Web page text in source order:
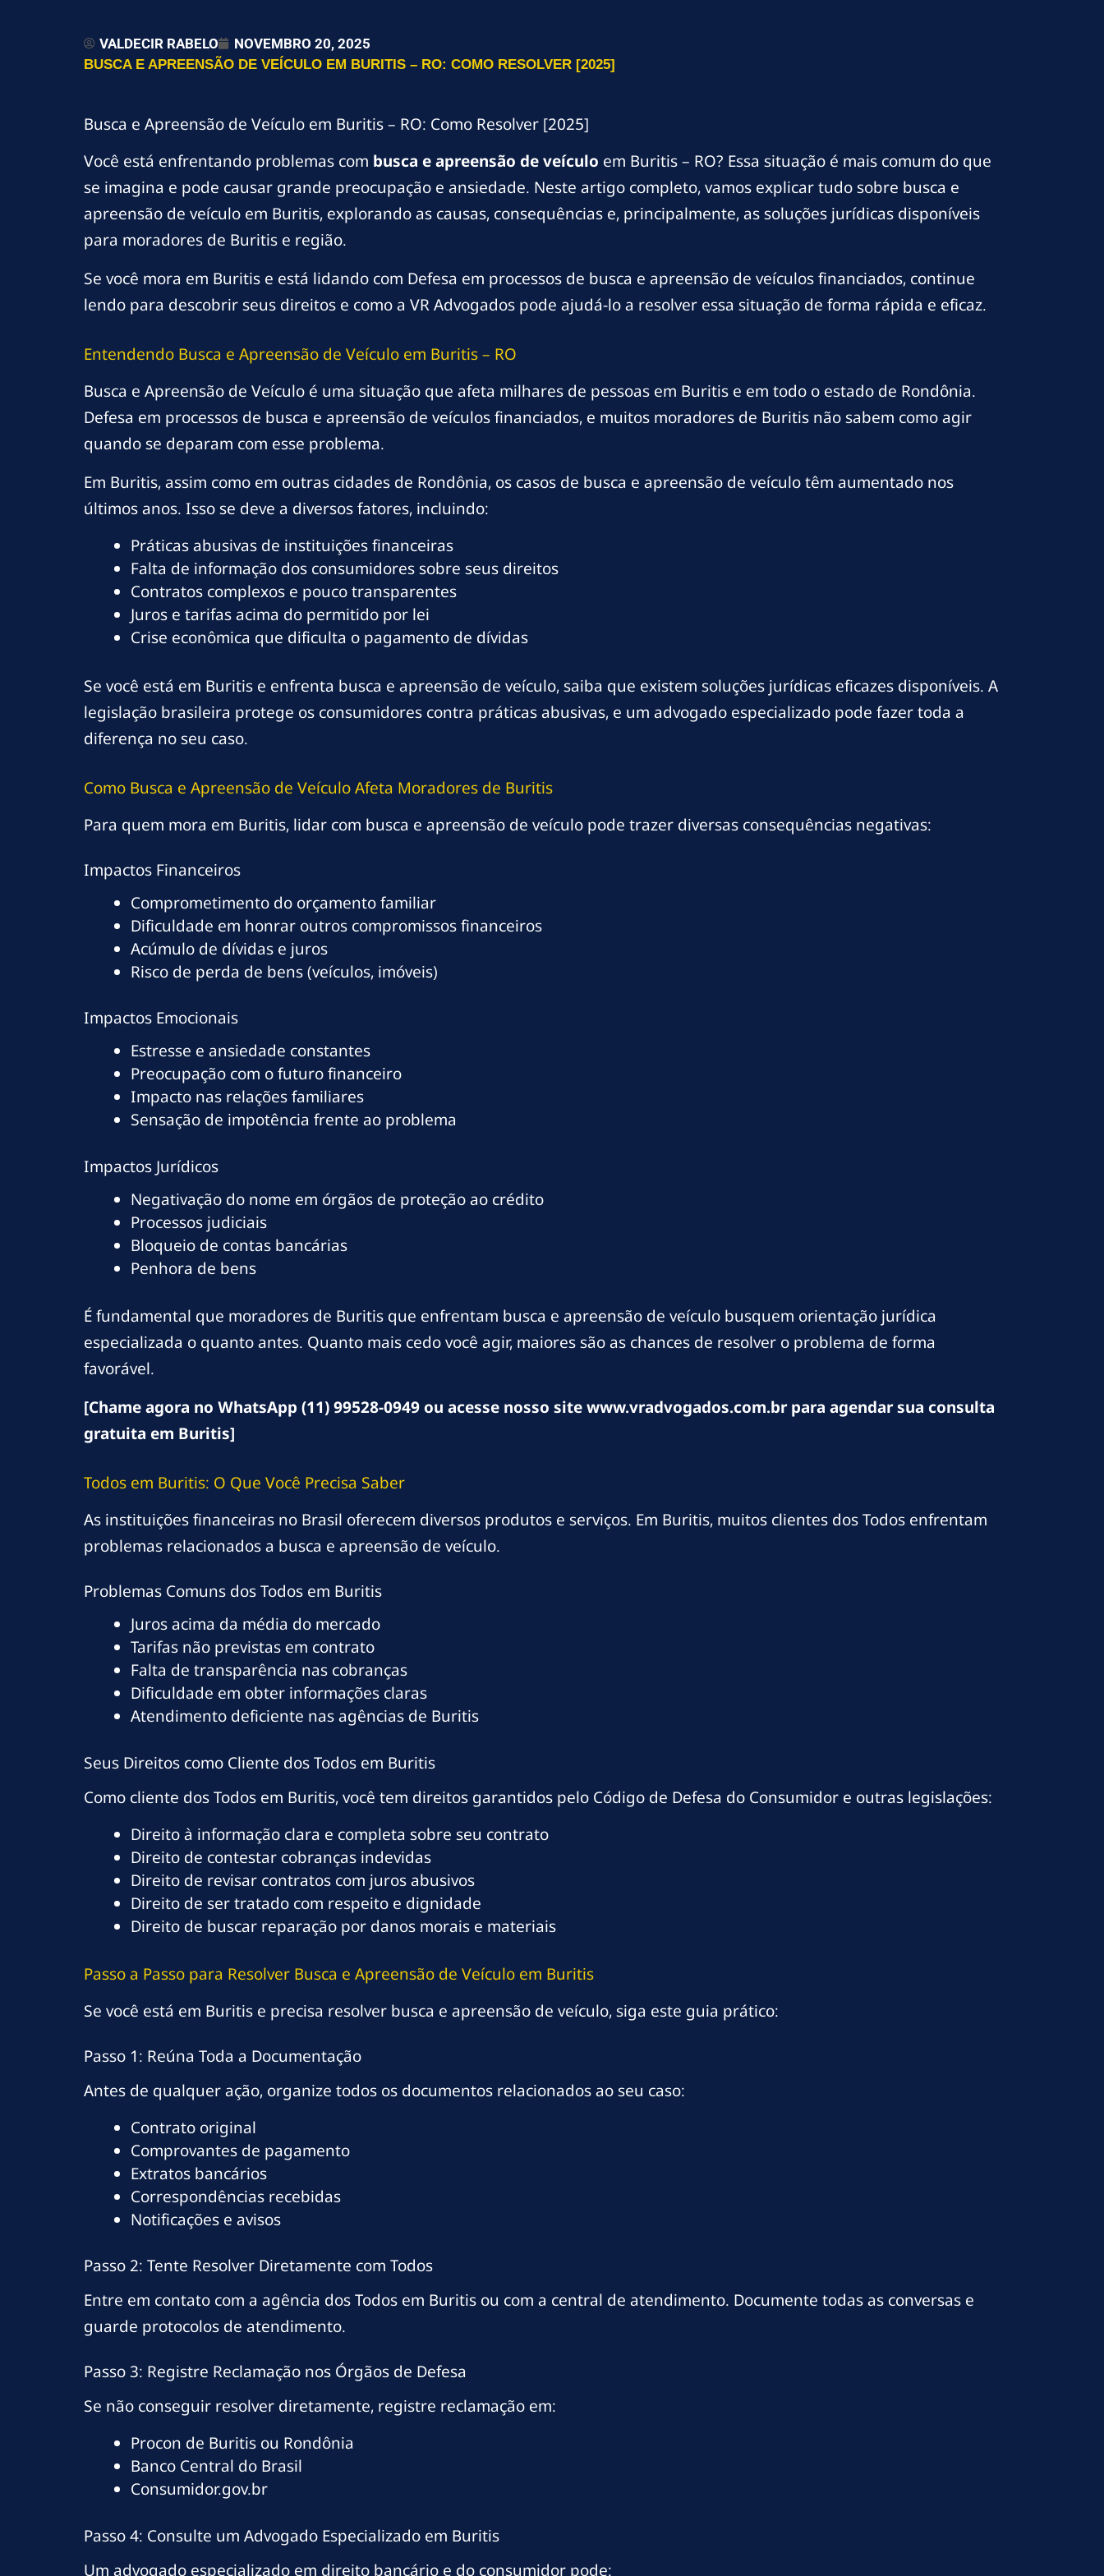
VALDECIR RABELO NOVEMBRO 20, 2025
BUSCA E APREENSÃO DE VEÍCULO EM BURITIS – RO: COMO RESOLVER [2025]
Busca e Apreensão de Veículo em Buritis – RO: Como Resolver [2025]
Você está enfrentando problemas com busca e apreensão de veículo em Buritis – RO? Essa situação é mais comum do que
se imagina e pode causar grande preocupação e ansiedade. Neste artigo completo, vamos explicar tudo sobre busca e
apreensão de veículo em Buritis, explorando as causas, consequências e, principalmente, as soluções jurídicas disponíveis
para moradores de Buritis e região.
Se você mora em Buritis e está lidando com Defesa em processos de busca e apreensão de veículos financiados, continue
lendo para descobrir seus direitos e como a VR Advogados pode ajudá-lo a resolver essa situação de forma rápida e eficaz.
Entendendo Busca e Apreensão de Veículo em Buritis – RO
Busca e Apreensão de Veículo é uma situação que afeta milhares de pessoas em Buritis e em todo o estado de Rondônia.
Defesa em processos de busca e apreensão de veículos financiados, e muitos moradores de Buritis não sabem como agir
quando se deparam com esse problema.
Em Buritis, assim como em outras cidades de Rondônia, os casos de busca e apreensão de veículo têm aumentado nos
últimos anos. Isso se deve a diversos fatores, incluindo:
Práticas abusivas de instituições financeiras
Falta de informação dos consumidores sobre seus direitos
Contratos complexos e pouco transparentes
Juros e tarifas acima do permitido por lei
Crise econômica que dificulta o pagamento de dívidas
Se você está em Buritis e enfrenta busca e apreensão de veículo, saiba que existem soluções jurídicas eficazes disponíveis. A
legislação brasileira protege os consumidores contra práticas abusivas, e um advogado especializado pode fazer toda a
diferença no seu caso.
Como Busca e Apreensão de Veículo Afeta Moradores de Buritis
Para quem mora em Buritis, lidar com busca e apreensão de veículo pode trazer diversas consequências negativas:
Impactos Financeiros
Comprometimento do orçamento familiar
Dificuldade em honrar outros compromissos financeiros
Acúmulo de dívidas e juros
Risco de perda de bens (veículos, imóveis)
Impactos Emocionais
Estresse e ansiedade constantes
Preocupação com o futuro financeiro
Impacto nas relações familiares
Sensação de impotência frente ao problema
Impactos Jurídicos
Negativação do nome em órgãos de proteção ao crédito
Processos judiciais
Bloqueio de contas bancárias
Penhora de bens
É fundamental que moradores de Buritis que enfrentam busca e apreensão de veículo busquem orientação jurídica
especializada o quanto antes. Quanto mais cedo você agir, maiores são as chances de resolver o problema de forma
favorável.
[Chame agora no WhatsApp (11) 99528-0949 ou acesse nosso site www.vradvogados.com.br para agendar sua consulta
gratuita em Buritis]
Todos em Buritis: O Que Você Precisa Saber
As instituições financeiras no Brasil oferecem diversos produtos e serviços. Em Buritis, muitos clientes dos Todos enfrentam
problemas relacionados a busca e apreensão de veículo.
Problemas Comuns dos Todos em Buritis
Juros acima da média do mercado
Tarifas não previstas em contrato
Falta de transparência nas cobranças
Dificuldade em obter informações claras
Atendimento deficiente nas agências de Buritis
Seus Direitos como Cliente dos Todos em Buritis
Como cliente dos Todos em Buritis, você tem direitos garantidos pelo Código de Defesa do Consumidor e outras legislações:
Direito à informação clara e completa sobre seu contrato
Direito de contestar cobranças indevidas
Direito de revisar contratos com juros abusivos
Direito de ser tratado com respeito e dignidade
Direito de buscar reparação por danos morais e materiais
Passo a Passo para Resolver Busca e Apreensão de Veículo em Buritis
Se você está em Buritis e precisa resolver busca e apreensão de veículo, siga este guia prático:
Passo 1: Reúna Toda a Documentação
Antes de qualquer ação, organize todos os documentos relacionados ao seu caso:
Contrato original
Comprovantes de pagamento
Extratos bancários
Correspondências recebidas
Notificações e avisos
Passo 2: Tente Resolver Diretamente com Todos
Entre em contato com a agência dos Todos em Buritis ou com a central de atendimento. Documente todas as conversas e
guarde protocolos de atendimento.
Passo 3: Registre Reclamação nos Órgãos de Defesa
Se não conseguir resolver diretamente, registre reclamação em:
Procon de Buritis ou Rondônia
Banco Central do Brasil
Consumidor.gov.br
Passo 4: Consulte um Advogado Especializado em Buritis
Um advogado especializado em direito bancário e do consumidor pode: